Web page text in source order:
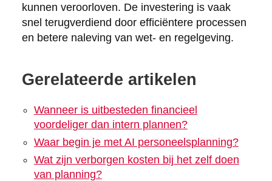
kunnen veroorloven. De investering is vaak
snel terugverdiend door efficiëntere processen
en betere naleving van wet- en regelgeving.
Gerelateerde artikelen
Wanneer is uitbesteden financieel
voordeliger dan intern plannen?
Waar begin je met AI personeelsplanning?
Wat zijn verborgen kosten bij het zelf doen
van planning?